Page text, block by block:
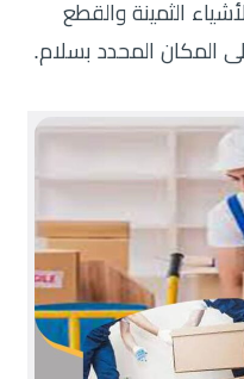
الثمينة والقطع
المكان المحدد بسلام.